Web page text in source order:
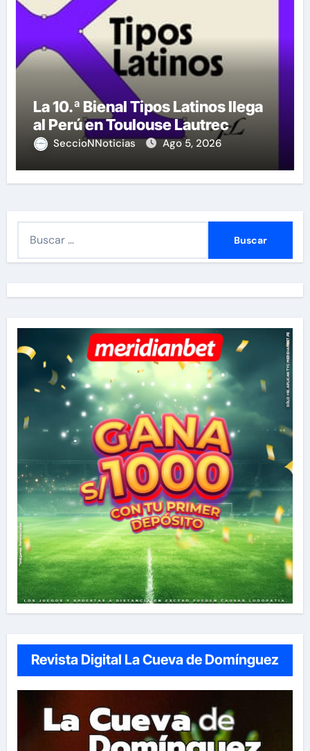
La 10.ª Bienal Tipos Latinos llega
al Perú en Toulouse Lautrec
SeccioNNoticias Ago 5, 2026
r
:
Revista Digital La Cueva de Domínguez